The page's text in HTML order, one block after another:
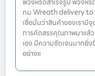
พวงหรีดสำเร็จรูป พวงห
ทม Wreath delivery to
เชื่อมั่นว่าสินค้าของเรามี
การคัดสรรคุณภาพมาแล้
เอง มีความชัดเจนมากยิ่
อย่างแ